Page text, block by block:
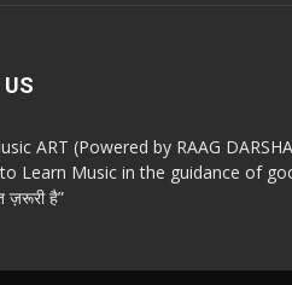
ART (Powered by RAAG
Learn Music in the guidance of
ज़रूरी है”